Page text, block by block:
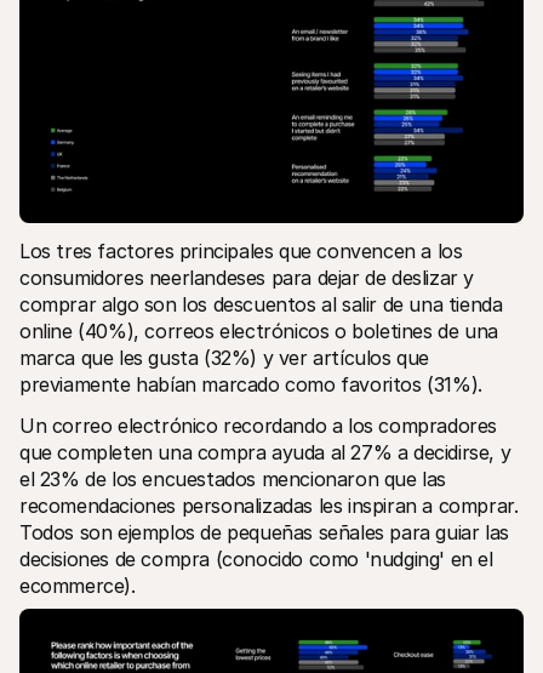
Los tres factores principales que convencen a los
consumidores neerlandeses para dejar de deslizar y
comprar algo son los descuentos al salir de una tienda
online (40%), correos electrónicos o boletines de una
marca que les gusta (32%) y ver artículos que
previamente habían marcado como favoritos (31%).
Un correo electrónico recordando a los compradores
que completen una compra ayuda al 27% a decidirse, y
el 23% de los encuestados mencionaron que las
recomendaciones personalizadas les inspiran a comprar.
Todos son ejemplos de pequeñas señales para guiar las
decisiones de compra (conocido como 'nudging' en el
ecommerce).